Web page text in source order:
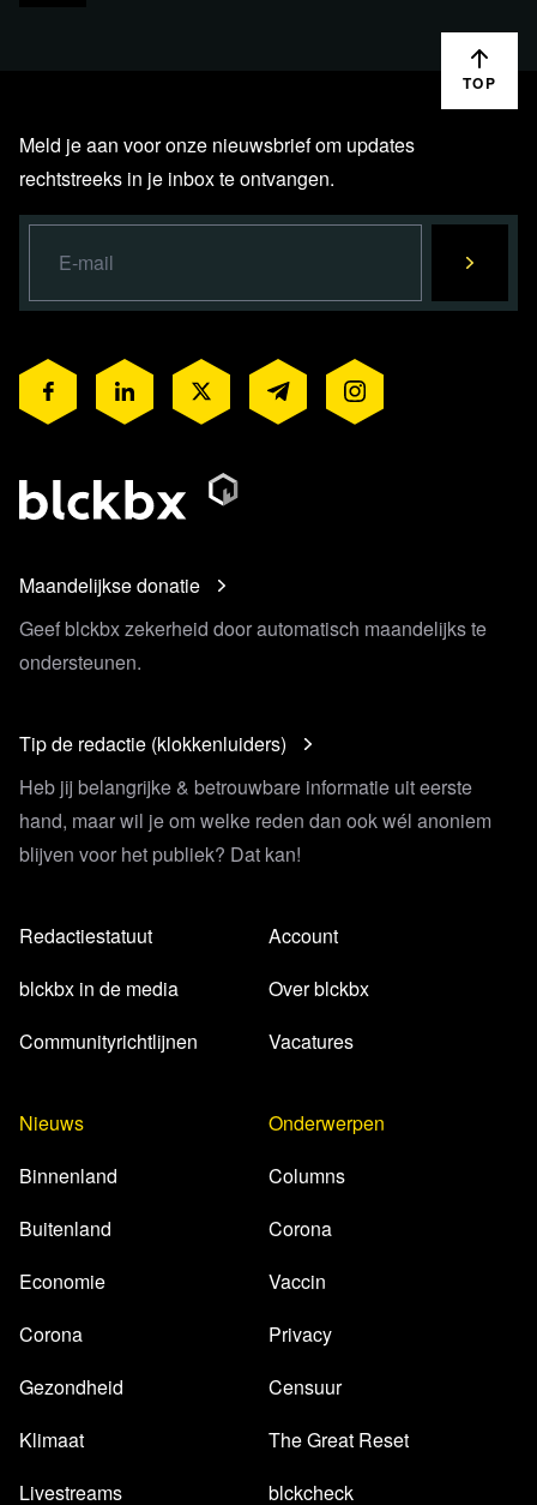
TOP
Meld je aan voor onze nieuwsbrief om updates
rechtstreeks in je inbox te ontvangen.
Maandelijkse donatie
Geef blckbx zekerheid door automatisch maandelijks te
ondersteunen.
Tip de redactie (klokkenluiders)
Heb jij belangrijke & betrouwbare informatie uit eerste
hand, maar wil je om welke reden dan ook wél anoniem
blijven voor het publiek? Dat kan!
Redactiestatuut
blckbx in de media
Communityrichtlijnen
Account
Over blckbx
Vacatures
Nieuws
Binnenland
Buitenland
Economie
Corona
Gezondheid
Klimaat
Livestreams
Onderwerpen
Columns
Corona
Vaccin
Privacy
Censuur
The Great Reset
blckcheck